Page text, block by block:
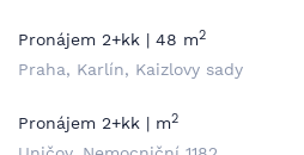
Pronájem 2+kk | 48 m2
Praha, Karlín, Kaizlovy sady
Pronájem 2+kk | m2